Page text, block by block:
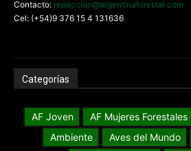
Contacto: redaccion@argentinaforestal.com
Cel: (+54)9 376 15 4 131636
Categorías
AF Joven AF Mujeres Forestales
Ambiente
Aves del Mundo